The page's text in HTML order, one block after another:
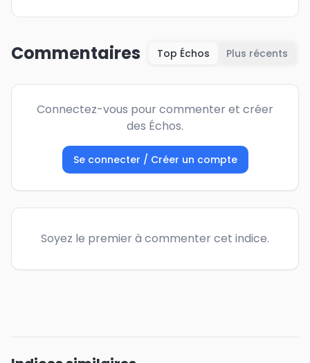
Commentaires Top Échos Plus récents
Connectez-vous pour commenter et créer
des Échos.
Se connecter / Créer un compte
Soyez le premier à commenter cet indice.